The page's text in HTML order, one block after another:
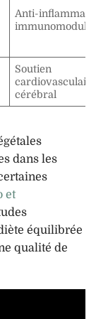
Anti-
Soutien
cérébral
dans les
et
équilibrée
qualité de